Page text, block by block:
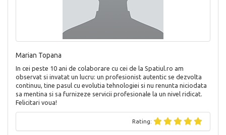
Marian Topana
In cei peste 10 ani de colaborare cu cei de la Spatiul.ro am
observat si invatat un lucru: un profesionist autentic se dezvolta
continuu, tine pasul cu evolutia tehnologiei si nu renunta niciodata
sa mentina si sa furnizeze servicii profesionale la un nivel ridicat.
Felicitari voua!
Rating: